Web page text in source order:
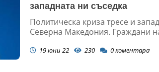
западната ни съседка
Политическа криза тресе и
Северна Македония. Граждани
19 юни 22 230 0коментара